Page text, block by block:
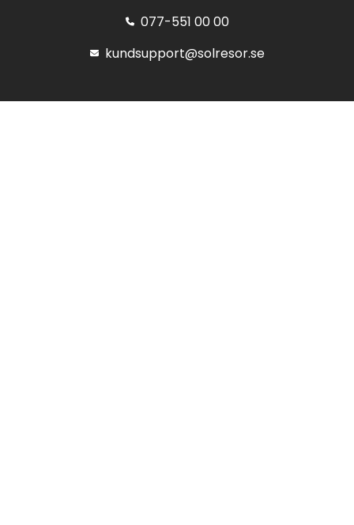
077-551 00 00
kundsupport@solresor.se